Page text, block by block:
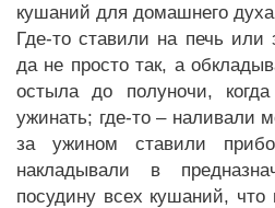
кушаний для домашнего
Где-то ставили на печь или
да не просто так, а
остыла до полуночи,
ужинать; где-то – наливали
за ужином ставили
накладывали в
посудину всех кушаний, что